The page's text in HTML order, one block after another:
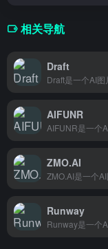
相关导航
Draft
AIFUNR
ZMO.AI
Runway